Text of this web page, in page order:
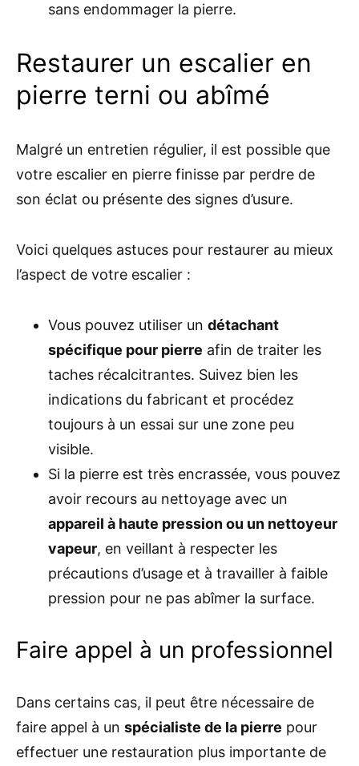
sans endommager la pierre.
Restaurer un escalier en
pierre terni ou abîmé
Malgré un entretien régulier, il est possible que
votre escalier en pierre finisse par perdre de
son éclat ou présente des signes d’usure.
Voici quelques astuces pour restaurer au mieux
l’aspect de votre escalier :
Vous pouvez utiliser un détachant
spécifique pour pierre afin de traiter les
taches récalcitrantes. Suivez bien les
indications du fabricant et procédez
toujours à un essai sur une zone peu
visible.
Si la pierre est très encrassée, vous pouvez
avoir recours au nettoyage avec un
appareil à haute pression ou un nettoyeur
vapeur, en veillant à respecter les
précautions d’usage et à travailler à faible
pression pour ne pas abîmer la surface.
Faire appel à un professionnel
Dans certains cas, il peut être nécessaire de
faire appel à un spécialiste de la pierre pour
effectuer une restauration plus importante de